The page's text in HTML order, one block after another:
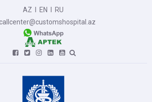
AZ EN RU
callcenter@customshospital.az
     